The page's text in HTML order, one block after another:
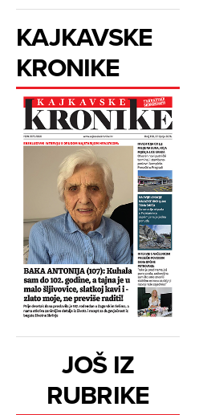
KAJKAVSKE
KRONIKE
JOŠ IZ
RUBRIKE